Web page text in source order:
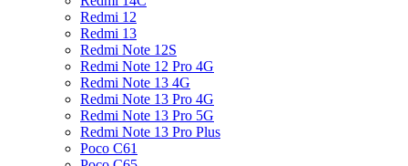
Redmi 12
Redmi 13
Redmi Note 12S
Redmi Note 12 Pro 4G
Redmi Note 13 4G
Redmi Note 13 Pro 4G
Redmi Note 13 Pro 5G
Redmi Note 13 Pro Plus
Poco C61